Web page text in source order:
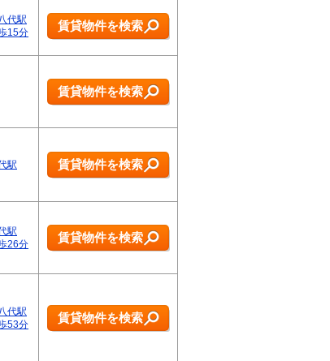
代駅
15分
賃貸物件を検索
賃貸物件を検索
駅 賃貸物件を検索
駅
26分
賃貸物件を検索
代駅
53分
賃貸物件を検索